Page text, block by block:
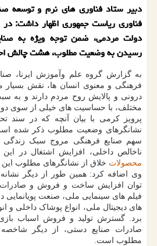
دبیر ستاد فناوری های نرم و توسعه
فناوری ریاست جمهوری اظهار داشت:
دولت مردمی، ضمن توجه ویژه به
رسیدن به وضعیت مطلوب، هشت چالش
به گزارش گروه علم وآموزش ایرنا،
فرهنگی و معنوی انسان ها، نقش
درونی و پالایش روح مردم دارند و به
مختلف، با حساسیت های خیلی از سوی
پرویز کرمی با بیان آنچه که در سند
نشانگرهای وضعیت مطلوب ذکر شده
سهم صنایع فرهنگی مروج سبک زندگی
ناخالص داخلی، افزایش اشتغال در
محصولات خلاق از نشانگرهای مطلوب
وی اضافه کرد: همین طور از دیگر
فیلم های سینمایی ملی، صنعت
های دیجیتال ملی، انواع پوشاک داخلی و
برد. گسترش تولید و فروش اسباب
صادرات صنایع دستی، از دیگر
مطلوب است.